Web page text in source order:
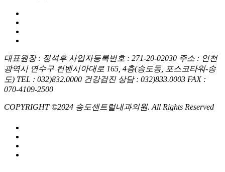
대표원장 : 정석후 사업자등록번호 : 271-20-02030 주소 : 인천
광역시 연수구 컨벤시아대로 165, 4층(송도동, 포스코타워-송
도) TEL : 032)832.0000 건강검진 상담 : 032)833.0003 FAX :
070-4109-2500
COPYRIGHT ©2024 송도센트럴내과의원. All Rights Reserved